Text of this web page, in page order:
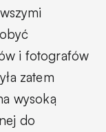
i fotografów
zatem
wysoką
do